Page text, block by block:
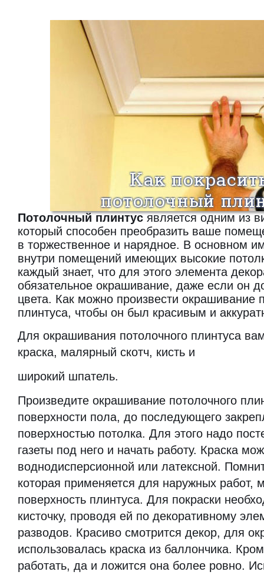
Потолочный плинтусявляется одним из
который способен преобразить ваше
в торжественное и нарядное. В основном
внутри помещений имеющих высокие
каждый знает, что для этого элемента
обязательное окрашивание, даже если он
цвета. Как можно произвести окрашивание
плинтуса, чтобы он был красивым и
Для окрашивания потолочного плинтуса
краска, малярный скотч, кисть и
широкий шпатель.
Произведите окрашивание потолочного
поверхности пола, до последующего
поверхностью потолка. Для этого надо
газеты под него и начать работу. Краска
воднодисперсионной или латексной.
которая применяется для наружных работ,
поверхность плинтуса. Для покраски
кисточку, проводя ей по декоративному
разводов. Красиво смотрится декор, для
использовалась краска из баллончика.
работать, да и ложится она более ровно.